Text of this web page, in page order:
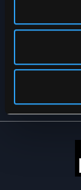
Ved at tilmelde